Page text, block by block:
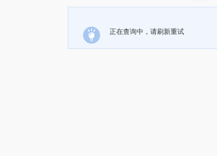
正在查询中，请刷新重试